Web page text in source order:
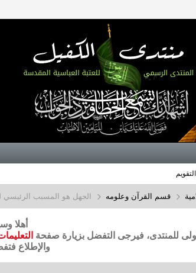
التقويم
قسم القرآن وعلومه الجهل هو المسبب الرئيسي
أهلا
للمنتدى، فيرجى التفضل بزيارة صفحة
والإطلاع